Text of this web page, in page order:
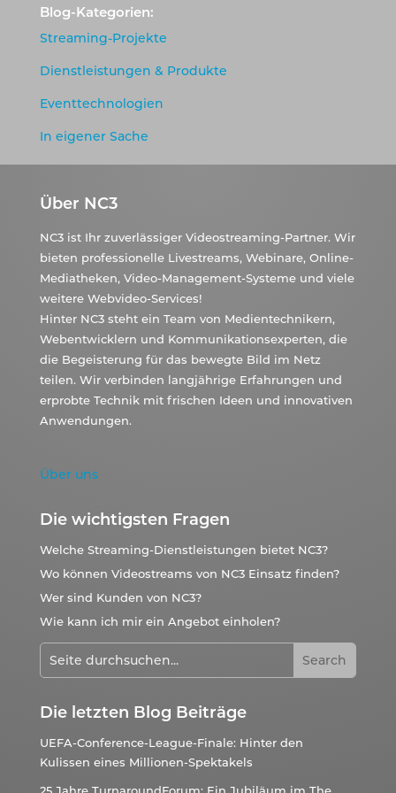
Blog-Kategorien:
Streaming-Projekte
Dienstleistungen & Produkte
Eventtechnologien
In eigener Sache
Über NC3
NC3 ist Ihr zuverlässiger Videostreaming-Partner. Wir
bieten professionelle Livestreams, Webinare, Online-
Mediatheken, Video-Management-Systeme und viele
weitere Webvideo-Services!
Hinter NC3 steht ein Team von Medientechnikern,
Webentwicklern und Kommunikationsexperten, die
die Begeisterung für das bewegte Bild im Netz
teilen. Wir verbinden langjährige Erfahrungen und
erprobte Technik mit frischen Ideen und innovativen
Anwendungen.
Über uns
Die wichtigsten Fragen
Welche Streaming-Dienstleistungen bietet NC3?
Wo können Videostreams von NC3 Einsatz finden?
Wer sind Kunden von NC3?
Wie kann ich mir ein Angebot einholen?
Die letzten Blog Beiträge
UEFA-Conference-League-Finale: Hinter den
Kulissen eines Millionen-Spektakels